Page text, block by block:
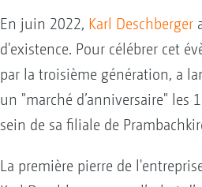
En juin 2022, Karl Deschberger
d'existence. Pour célébrer cet
par la troisième génération, a
un "marché d’anniversaire" les
sein de sa filiale de
La première pierre de